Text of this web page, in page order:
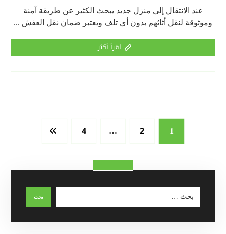
عند الانتقال إلى منزل جديد يبحث الكثير عن طريقة آمنة
وموثوقة لنقل أثاثهم بدون أي تلف ويعتبر ضمان نقل العفش ...
اقرأ أكثر
1
2
…
4